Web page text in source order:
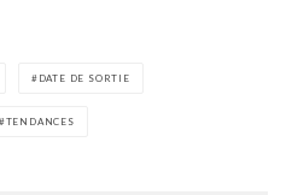
DATE DE SORTIE
TENDANCES